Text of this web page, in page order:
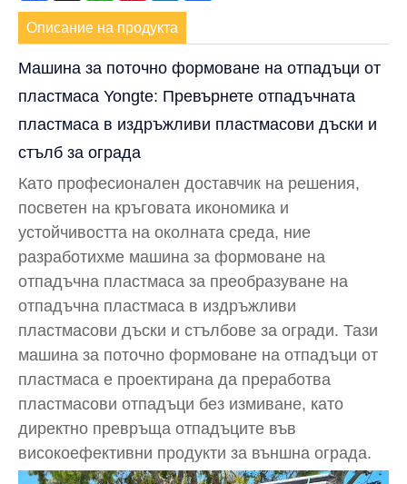
Описание на продукта
Машина за поточно формоване на отпадъци от
пластмаса Yongte: Превърнете отпадъчната
пластмаса в издръжливи пластмасови дъски и
стълб за ограда
Като професионален доставчик на решения,
посветен на кръговата икономика и
устойчивостта на околната среда, ние
разработихме машина за формоване на
отпадъчна пластмаса за преобразуване на
отпадъчна пластмаса в издръжливи
пластмасови дъски и стълбове за огради. Тази
машина за поточно формоване на отпадъци от
пластмаса е проектирана да преработва
пластмасови отпадъци без измиване, като
директно превръща отпадъците във
високоефективни продукти за външна ограда.